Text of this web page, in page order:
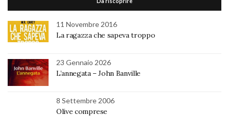
11 Novembre 2016
La ragazza che sapeva troppo
23 Gennaio 2026
L’annegata – John Banville
8 Settembre 2006
Olive comprese